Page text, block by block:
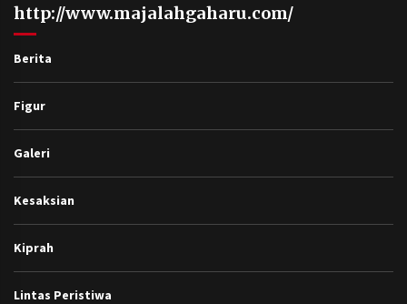
http://www.majalahgaharu.com/
Berita
Figur
Galeri
Kesaksian
Kiprah
Lintas Peristiwa